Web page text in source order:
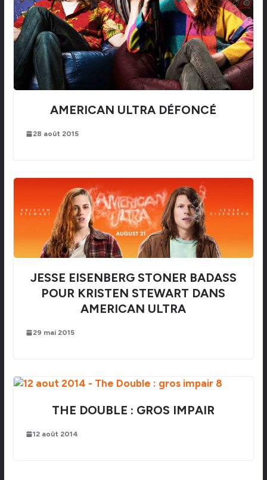
AMERICAN ULTRA DÉFONCÉ
28 août 2015
JESSE EISENBERG STONER BADASS
POUR KRISTEN STEWART DANS
AMERICAN ULTRA
29 mai 2015
THE DOUBLE : GROS IMPAIR
12 août 2014